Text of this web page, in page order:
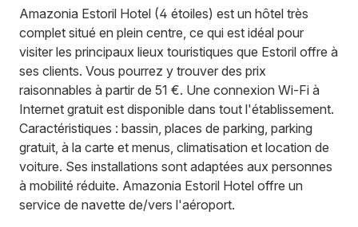
Amazonia Estoril Hotel (4 étoiles) est un hôtel très
complet situé en plein centre, ce qui est idéal pour
visiter les principaux lieux touristiques que Estoril offre à
ses clients. Vous pourrez y trouver des prix
raisonnables à partir de 51 €. Une connexion Wi-Fi à
Internet gratuit est disponible dans tout l'établissement.
Caractéristiques : bassin, places de parking, parking
gratuit, à la carte et menus, climatisation et location de
voiture. Ses installations sont adaptées aux personnes
à mobilité réduite. Amazonia Estoril Hotel offre un
service de navette de/vers l'aéroport.